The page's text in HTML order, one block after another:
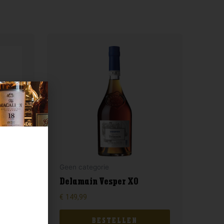
Delamain Vesper XO
€ 149,99
BESTELLEN